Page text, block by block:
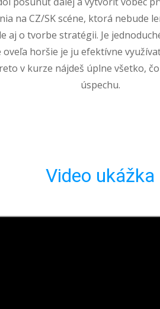
na CZ/SK scéne, ktorá nebude
aj o tvorbe stratégii. Je
oveľa horšie je ju efektívne
v kurze nájdeš úplne všetko,
úspechu.
Video ukážka